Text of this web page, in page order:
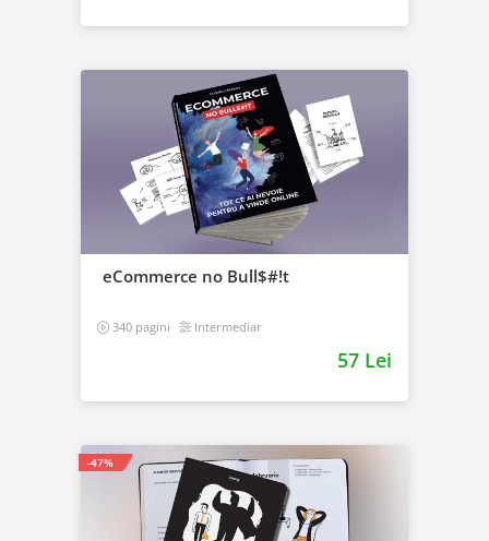
eCommerce no Bull$#!t
340 pagini Intermediar
57 Lei
-47%